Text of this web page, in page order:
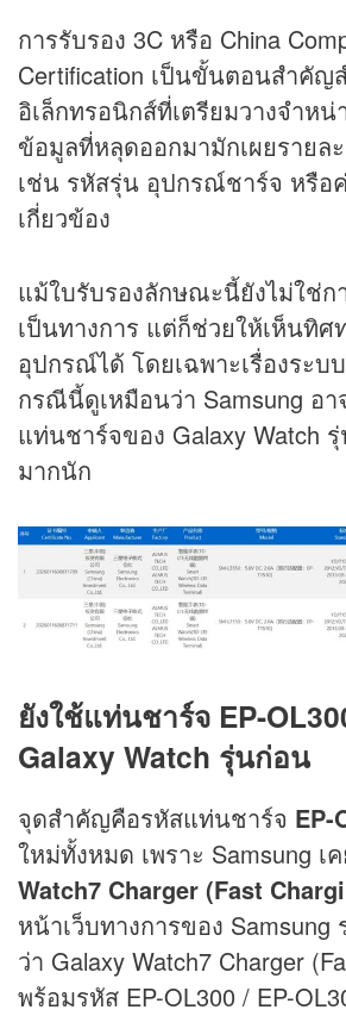
การรับรอง 3C หรือ China
Certification เป็นขั้นตอนสำคั
อิเล็กทรอนิกส์ที่เตรียมวางจำห
ข้อมูลที่หลุดออกมามักเผยรายล
เช่น รหัสรุ่น อุปกรณ์ชาร์จ หรือ
เกี่ยวข้อง
แม้ใบรับรองลักษณะนี้ยังไม่ใช่ก
เป็นทางการ แต่ก็ช่วยให้เห็นทิศ
อุปกรณ์ได้ โดยเฉพาะเรื่องระบ
กรณีนี้ดูเหมือนว่า Samsung อา
แท่นชาร์จของ Galaxy Watch
มากนัก
ยังใช้แท่นชาร์จ EP-
Galaxy Watch รุ่นก่อน
จุดสำคัญคือรหัสแท่นชาร์จ EP-
ใหม่ทั้งหมด เพราะ Samsung เ
Watch7 Charger (Fast
หน้าเว็บทางการของ
ว่า Galaxy Watch7 Charger
พร้อมรหัส EP-OL300 / EP-